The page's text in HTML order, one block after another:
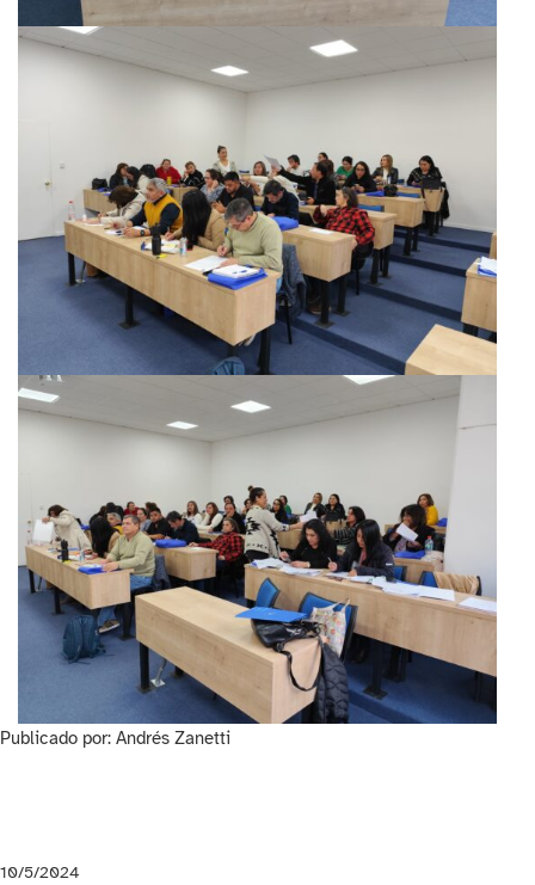
10/5/2024
Publicado por: Andrés Zanetti